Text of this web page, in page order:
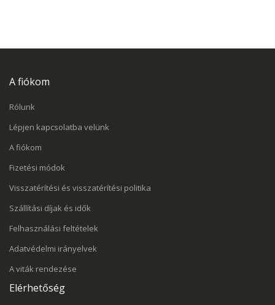
A fiókom
Rólunk
Lépjen kapcsolatba velünk
A fiókom
Fizetési módok
Visszatérítési és visszatérítési politika
Szállítási díjak és idők
Felhasználási feltételek
Adatvédelmi irányelvek
A viták rendezése
Elérhetőség